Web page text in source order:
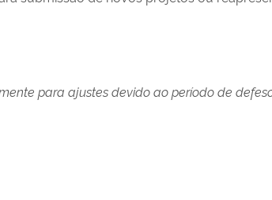
para ajustes devido ao período de